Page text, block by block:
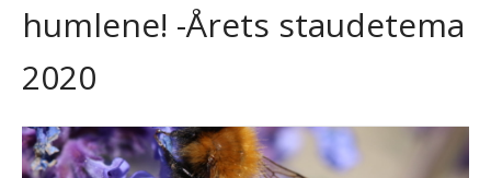
humlene! -Årets staudetema
2020